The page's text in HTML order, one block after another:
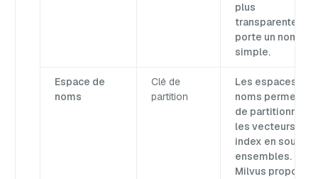
plus
transparente et
porte un nom
simple.
Espace de
noms
Clé de
partition
Les espaces de
noms permettent
de partitionner
les vecteurs d'un
index en sous-
ensembles.
Milvus propose